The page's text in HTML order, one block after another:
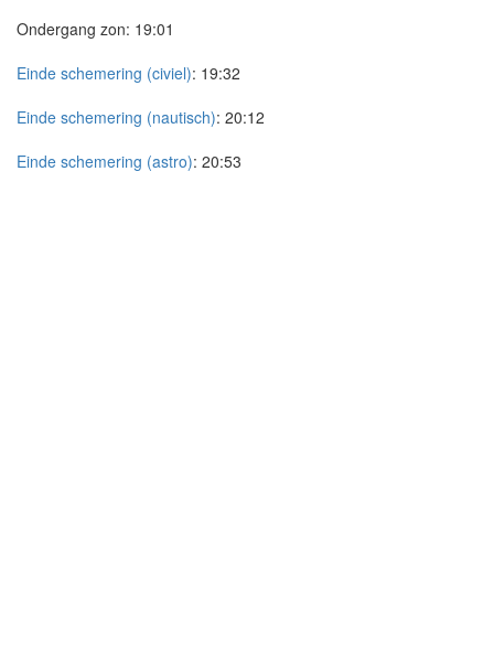
Ondergang zon: 19:01
Einde schemering (civiel): 19:32
Einde schemering (nautisch): 20:12
Einde schemering (astro): 20:53